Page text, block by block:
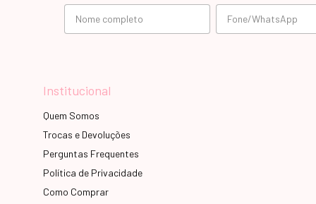
Institucional
Quem Somos
Trocas e Devoluções
Perguntas Frequentes
Política de Privacidade
Como Comprar